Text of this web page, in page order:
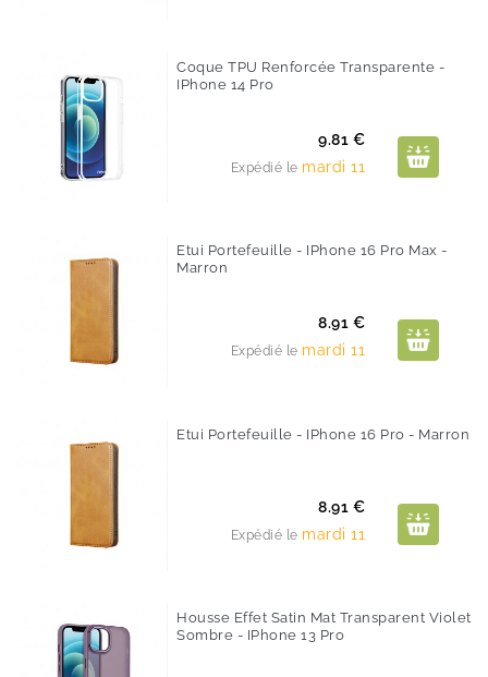
Coque TPU Renforcée Transparente -
IPhone 14 Pro
Prix
9.81 €
Expédié le mardi 11
Etui Portefeuille - IPhone 16 Pro Max -
Marron
Prix
8.91 €
Expédié le mardi 11
Etui Portefeuille - IPhone 16 Pro - Marron
Prix
8.91 €
Expédié le mardi 11
Housse Effet Satin Mat Transparent Violet
Sombre - IPhone 13 Pro